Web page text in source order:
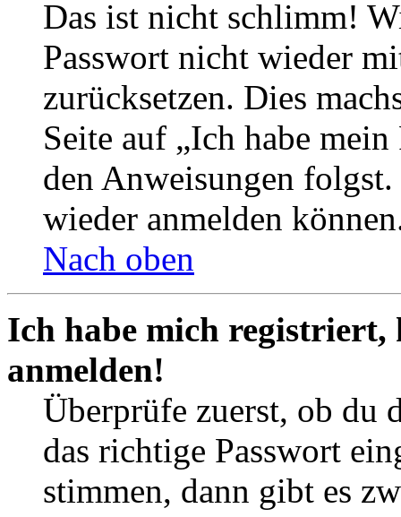
Das ist nicht schlimm!
Passwort nicht wieder
zurücksetzen. Dies
Seite auf „Ich habe
den Anweisungen
wieder anmelden
Nach oben
Ich habe mich
anmelden!
Überprüfe zuerst, ob du
das richtige Passwort
stimmen, dann gibt es